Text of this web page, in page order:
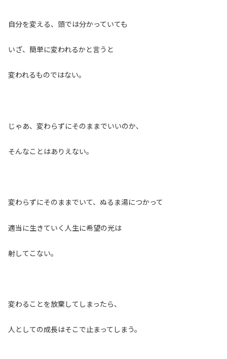
自分を変える、頭では分かっていても
いざ、簡単に変われるかと言うと
変われるものではない。
じゃあ、変わらずにそのままでいいのか、
そんなことはありえない。
変わらずにそのままでいて、ぬるま湯につかって
適当に生きていく人生に希望の光は
射してこない。
変わることを放棄してしまったら、
人としての成長はそこで止まってしまう。